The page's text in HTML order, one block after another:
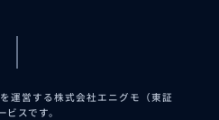
運営する株式会社エニグモ（東証
ビスです。